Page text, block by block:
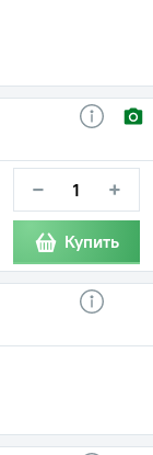
− +
Купить